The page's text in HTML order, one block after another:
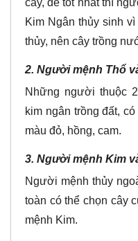
cây, để tốt nhất thì
Kim Ngân thủy sinh
thủy, nên cây trồng
2. Người mệnh Thổ
Những người thuộc
kim ngân trồng đất,
màu đỏ, hồng, cam.
3. Người mệnh Kim
Người mệnh thủy
toàn có thể chọn cây
mệnh Kim.